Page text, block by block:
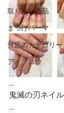
取り扱い商品
まつげパーマ
無題のカテゴリー
アイブロウ
…
鬼滅の刃ネイ
…